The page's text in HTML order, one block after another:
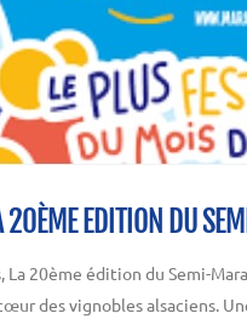
EDITION DU
La 20ème édition du Semi-
des vignobles alsaciens.